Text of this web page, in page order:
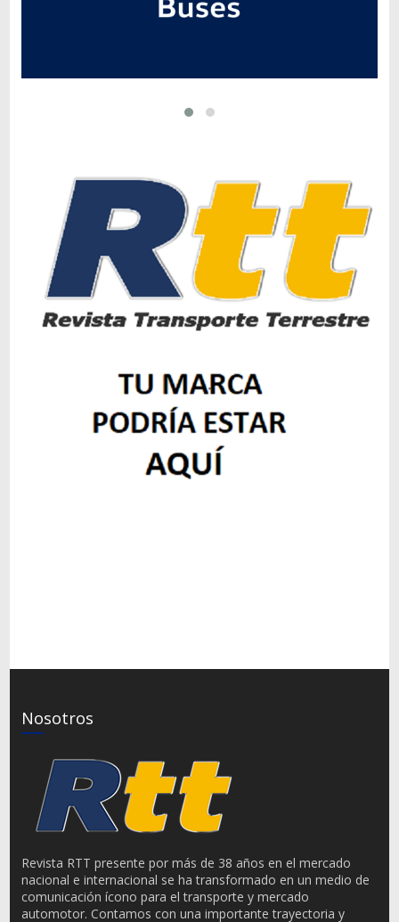
Nosotros
Revista RTT presente por más de 38 años en el mercado
nacional e internacional se ha transformado en un medio de
comunicación ícono para el transporte y mercado
automotor. Contamos con una importante trayectoria y